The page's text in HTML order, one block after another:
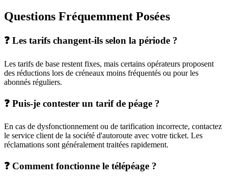
Questions Fréquemment Posées
❓ Les tarifs changent-ils selon la période ?
Les tarifs de base restent fixes, mais certains opérateurs proposent
des réductions lors de créneaux moins fréquentés ou pour les
abonnés réguliers.
❓ Puis-je contester un tarif de péage ?
En cas de dysfonctionnement ou de tarification incorrecte, contactez
le service client de la société d'autoroute avec votre ticket. Les
réclamations sont généralement traitées rapidement.
❓ Comment fonctionne le télépéage ?